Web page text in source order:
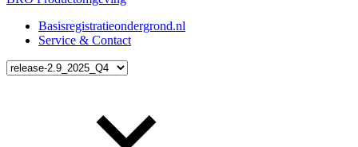
Basisregistratieondergrond.nl
Service & Contact